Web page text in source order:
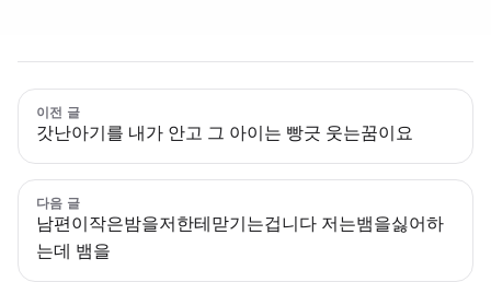
이전 글
갓난아기를 내가 안고 그 아이는 빵긋 웃는꿈이요
다음 글
남편이작은밤을저한테맏기는겁니다 저는뱀을싫어하
는데 뱀을